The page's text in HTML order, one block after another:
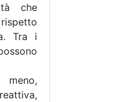
che
Tra i